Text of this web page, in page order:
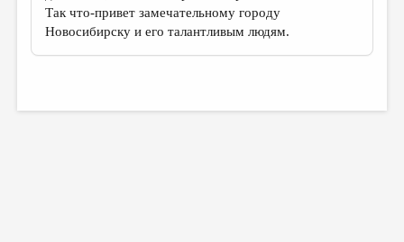
Так что-привет замечательному городу
Новосибирску и его талантливым людям.